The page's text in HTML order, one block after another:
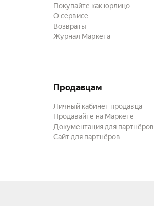
Покупайте как юрлицо
О сервисе
Возвраты
Журнал Маркета
Продавцам
Личный кабинет продавца
Продавайте на Маркете
Документация для партнёров
Сайт для партнёров